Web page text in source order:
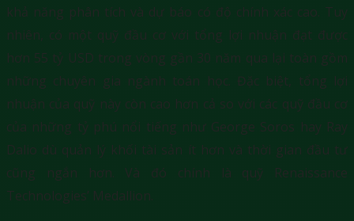
khả năng phân tích và dự báo có độ chính xác cao. Tuy
nhiên, có một quỹ đầu cơ với tổng lợi nhuận đạt được
hơn 55 tỷ USD trong vòng gần 30 năm qua lại toàn gồm
những chuyên gia ngành toán học. Đặc biệt, tổng lợi
nhuận của quỹ này còn cao hơn cả so với các quỹ đầu cơ
của những tỷ phú nổi tiếng như George Soros hay Ray
Dalio dù quản lý khối tài sản ít hơn và thời gian đầu tư
cũng ngắn hơn. Và đó chính là quỹ Renaissance
Technologies’ Medallion.